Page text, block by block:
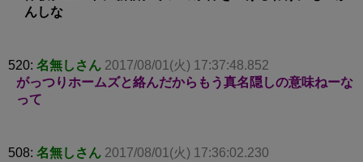
んしな
520: 名無しさん 2017/08/01(火) 17:37:48.852
がっつりホームズと絡んだからもう真名隠しの意味ねーな
って
508: 名無しさん 2017/08/01(火) 17:36:02.230